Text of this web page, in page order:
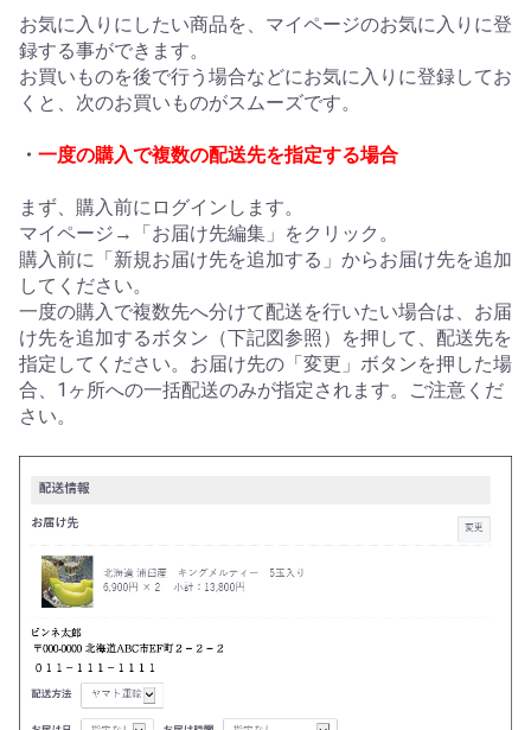
お気に入りにしたい商品を、マイページのお気に入りに登
録する事ができます。
お買いものを後で行う場合などにお気に入りに登録してお
くと、次のお買いものがスムーズです。
・ 一度の購入で複数の配送先を指定する場合
まず、購入前にログインします。
マイページ→「お届け先編集」をクリック。
購入前に「新規お届け先を追加する」からお届け先を追加
してください。
一度の購入で複数先へ分けて配送を行いたい場合は、お届
け先を追加するボタン（下記図参照）を押して、配送先を
指定してください。お届け先の「変更」ボタンを押した場
合、1ヶ所への一括配送のみが指定されます。ご注意くだ
さい。